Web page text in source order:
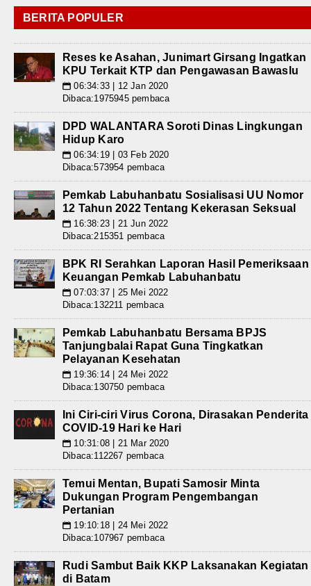
BERITA POPULER
Reses ke Asahan, Junimart Girsang Ingatkan
KPU Terkait KTP dan Pengawasan Bawaslu
📅 06:34:33 | 12 Jan 2020
Dibaca:1975945 pembaca
DPD WALANTARA Soroti Dinas Lingkungan
Hidup Karo
📅 06:34:19 | 03 Feb 2020
Dibaca:573954 pembaca
Pemkab Labuhanbatu Sosialisasi UU Nomor
12 Tahun 2022 Tentang Kekerasan Seksual
📅 16:38:23 | 21 Jun 2022
Dibaca:215351 pembaca
BPK RI Serahkan Laporan Hasil Pemeriksaan
Keuangan Pemkab Labuhanbatu
📅 07:03:37 | 25 Mei 2022
Dibaca:132211 pembaca
Pemkab Labuhanbatu Bersama BPJS
Tanjungbalai Rapat Guna Tingkatkan
Pelayanan Kesehatan
📅 19:36:14 | 24 Mei 2022
Dibaca:130750 pembaca
Ini Ciri-ciri Virus Corona, Dirasakan Penderita
COVID-19 Hari ke Hari
📅 10:31:08 | 21 Mar 2020
Dibaca:112267 pembaca
Temui Mentan, Bupati Samosir Minta
Dukungan Program Pengembangan
Pertanian
📅 19:10:18 | 24 Mei 2022
Dibaca:107967 pembaca
Rudi Sambut Baik KKP Laksanakan Kegiatan
di Batam